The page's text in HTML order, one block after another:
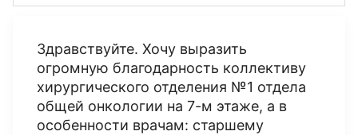
Здравствуйте. Хочу выразить
огромную благодарность коллективу
хирургического отделения №1 отдела
общей онкологии на 7-м этаже, а в
особенности врачам: старшему